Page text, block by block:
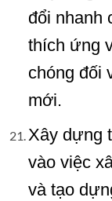
đổi nhanh
thích ứng
chóng đối
mới.
Xây dựng
vào việc
và tạo